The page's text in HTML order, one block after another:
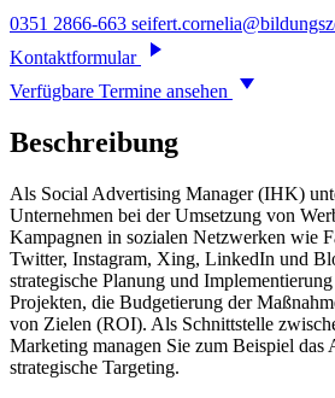
0351 2866-663
Kontaktformular
Verfügbare Termine ansehen
Beschreibung
Als Social Advertising Manager (IHK)
Unternehmen bei der Umsetzung von
Kampagnen in sozialen Netzwerken wie
Twitter, Instagram, Xing, LinkedIn und
strategische Planung und
Projekten, die Budgetierung der
von Zielen (ROI). Als Schnittstelle
Marketing managen Sie zum Beispiel das
strategische Targeting.